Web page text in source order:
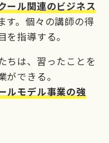
ール関連のビジネス
す。個々の講師の得
指導する。
ちは、習ったことを
できる。
ルモデル事業の強